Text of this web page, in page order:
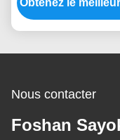
3KW de
d'écouvillon
Obtenez le
Nous contacter
Foshan